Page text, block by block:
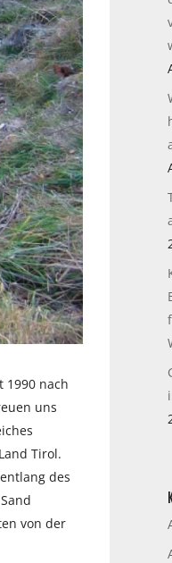
1990 nach
uns
Tirol.
des
von der